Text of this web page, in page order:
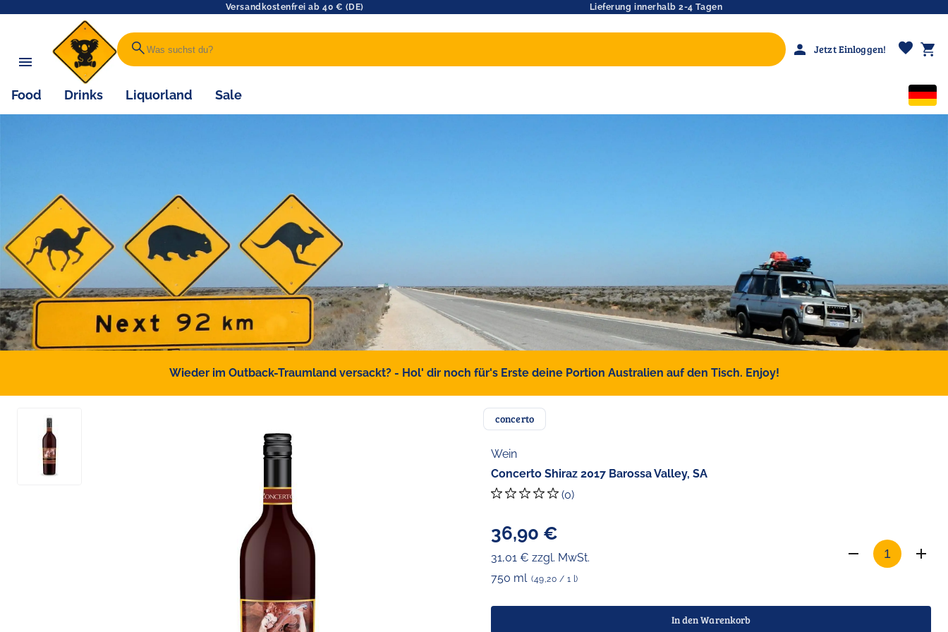
Versandkostenfrei ab 40 € (DE) Lieferung innerhalb 2-4 Tagen
search person Jetzt Einloggen! favorite shopping_cart
Food Drinks Liquorland Sale
Wieder im Outback-Traumland versackt? - Hol' dir noch für's Erste deine Portion Australien auf den Tisch. Enjoy!
concerto
Wein
Concerto Shiraz 2017 Barossa Valley, SA
(0)
36,90 €
31,01 € zzgl. MwSt.
750 ml (49,20 / 1 l)
In den Warenkorb